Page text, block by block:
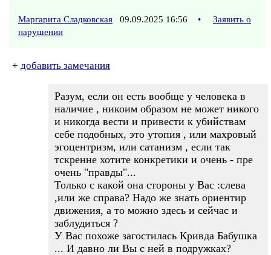
Маргарита Сладковская 09.09.2025 16:56 •
Заявить о
нарушении
+ добавить замечания
Разум, если он есть вообще у человека в
наличие , никоим образом не может никого
и никогда вести и привести к убийствам
себе подобных, это утопия , или махровый
эгоцентризм, или сатанизм , если так
тскренне хотите конкретики и очень - пре
очень "правды"...
Только с какой она стороны у Вас :слева
,или же справа? Надо же знать ориентир
движения, а то можно здесь и сейчас и
заблудиться ?
У Вас похоже загостилась Кривда Бабушка
... И давно ли Вы с ней в подружках?